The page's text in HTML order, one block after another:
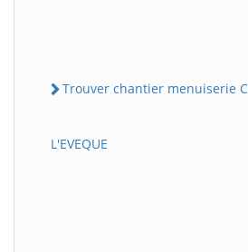
Trouver chantier menuiserie
L'EVEQUE